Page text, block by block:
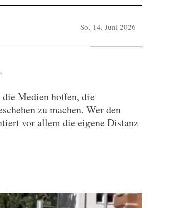
So, 14. Juni 2026
die Medien hoffen, die
zu machen. Wer den
vor allem die eigene Distanz